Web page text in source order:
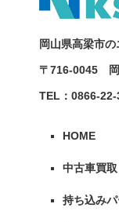
岡山県高梁市
〒716-0045 岡
TEL：0866-22-
HOME
中古車買取
持ち込み